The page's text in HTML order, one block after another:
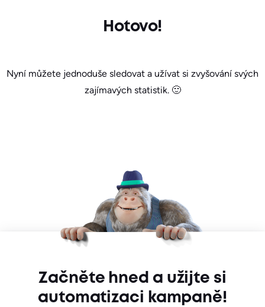
Hotovo!
Nyní můžete jednoduše sledovat a užívat si zvyšování svých
zajímavých statistik. 🙂
Začněte hned a užijte si
automatizaci kampaně!